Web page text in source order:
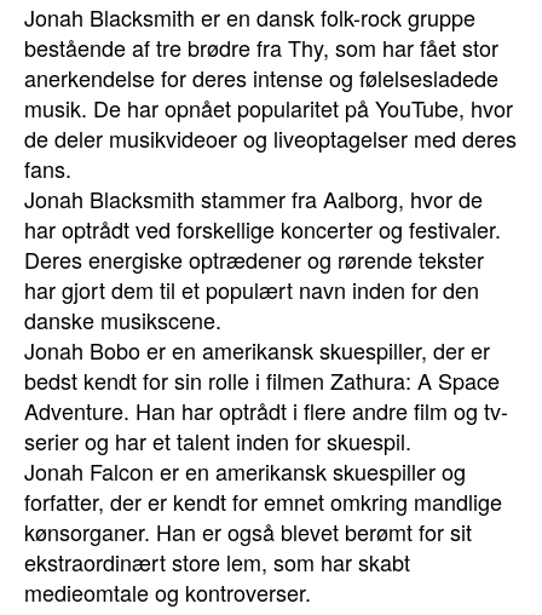
Jonah Blacksmith er en dansk folk-rock gruppe
bestående af tre brødre fra Thy, som har fået stor
anerkendelse for deres intense og følelsesladede
musik. De har opnået popularitet på YouTube, hvor
de deler musikvideoer og liveoptagelser med deres
fans.
Jonah Blacksmith stammer fra Aalborg, hvor de
har optrådt ved forskellige koncerter og festivaler.
Deres energiske optrædener og rørende tekster
har gjort dem til et populært navn inden for den
danske musikscene.
Jonah Bobo er en amerikansk skuespiller, der er
bedst kendt for sin rolle i filmen Zathura: A Space
Adventure. Han har optrådt i flere andre film og tv-
serier og har et talent inden for skuespil.
Jonah Falcon er en amerikansk skuespiller og
forfatter, der er kendt for emnet omkring mandlige
kønsorganer. Han er også blevet berømt for sit
ekstraordinært store lem, som har skabt
medieomtale og kontroverser.